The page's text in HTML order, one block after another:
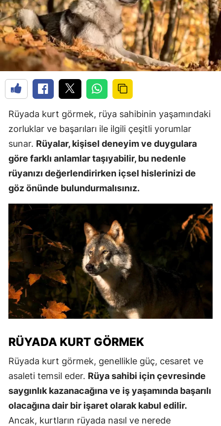
Rüyada kurt görmek, rüya sahibinin yaşamındaki
zorluklar ve başarıları ile ilgili çeşitli yorumlar
sunar. Rüyalar, kişisel deneyim ve duygulara
göre farklı anlamlar taşıyabilir, bu nedenle
rüyanızı değerlendirirken içsel hislerinizi de
göz önünde bulundurmalısınız.
RÜYADA KURT GÖRMEK
Rüyada kurt görmek, genellikle güç, cesaret ve
asaleti temsil eder. Rüya sahibi için çevresinde
saygınlık kazanacağına ve iş yaşamında başarılı
olacağına dair bir işaret olarak kabul edilir.
Ancak, kurtların rüyada nasıl ve nerede